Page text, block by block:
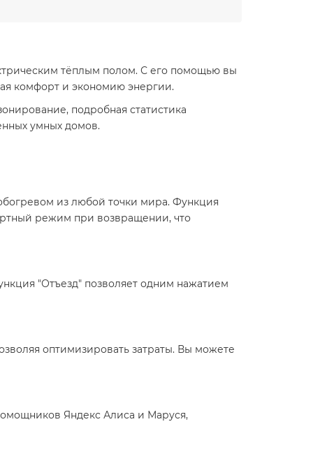
тёплым полом. С его помощью вы
комфорт и экономию энергии.​
подробная статистика
умных домов.​
из любой точки мира. Функция
режим при возвращении, что
"Отъезд" позволяет одним нажатием
оптимизировать затраты. Вы можете
Яндекс Алиса и Маруся,